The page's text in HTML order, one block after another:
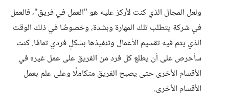
ولعل المجال الذي كنت لأركز عليه هو "العمل في فريق"، فالعمل
في شركة يتطلب تلك المهارة وبشدة، وخصوصًا في ذلك الوقت
الذي يتم فيه تقسيم الأعمال وتنفيذها بشكلٍ فردي تمامًا. كنت
سأحرص على أن يطلع كل فرد من الفريق على عمل غيره في
الأقسام الأخرى حتى يصبح الفريق متكاملًا وعلى علم بعمل
الأقسام الأخرى.